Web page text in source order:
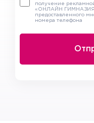
получение
«ОНЛАЙН ГИМНАЗИЯ
предоставленного
номера телефона